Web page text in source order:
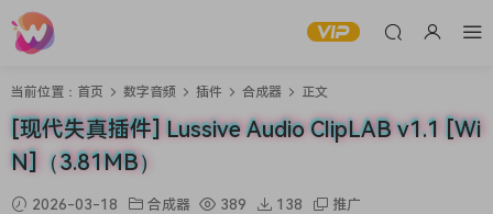
当前位置： 首页 数字音频 插件 合成器 正文
[现代失真插件] Lussive Audio ClipLAB v1.1 [Wi
N]（3.81MB）
2026-03-18 合成器 389 138 推广